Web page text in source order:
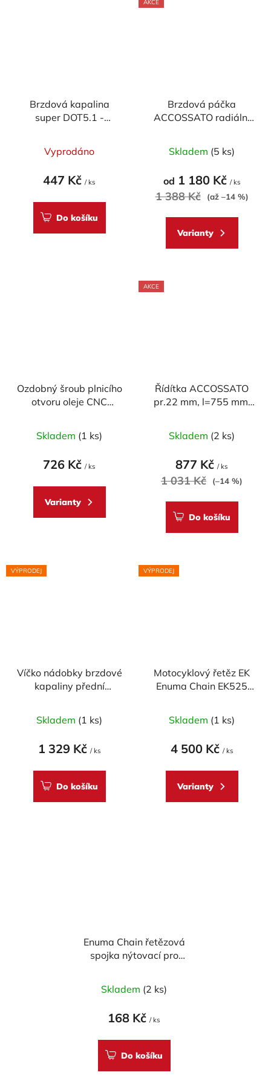
Brzdová kapalina
super DOT5.1 -
Vyprodáno
447 Kč / ks
Do košíku
AKCE
Brzdová páčka
ACCOSSATO radiální
pumpy (NE pro OEM)
Skladem (5 ks)
od 1 180 Kč / ks
1 388 Kč (až –14 %)
Varianty
Ozdobný šroub plnicího
otvoru oleje CNC
hodnocení
produktu
z
Skladem (1 ks)
726 Kč / ks
Varianty
AKCE
Řídítka ACCOSSATO
pr.22 mm, l=755 mm,
hodnocení
produktu
je
5
Skladem (2 ks)
877 Kč / ks
1 031 Kč (–14 %)
Do košíku
VÝPRODEJ
Víčko nádobky brzdové
kapaliny přední
CARBON
Skladem (1 ks)
1 329 Kč / ks
Do košíku
VÝPRODEJ
Motocyklový řetěz EK
Enuma Chain EK525
Skladem (1 ks)
4 500 Kč / ks
Varianty
Enuma Chain řetězová
spojka nýtovací pro
Skladem (2 ks)
168 Kč / ks
Do košíku